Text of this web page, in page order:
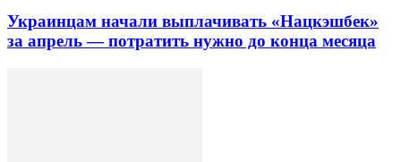
Украинцам начали выплачивать «Нацкэшбек»
за апрель — потратить нужно до конца месяца